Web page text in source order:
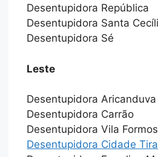
Desentupidora República
Desentupidora Santa
Desentupidora Sé
Leste
Desentupidora Aricanduva
Desentupidora Carrão
Desentupidora Vila
Desentupidora Cidade